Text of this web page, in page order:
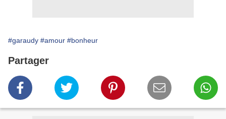
#garaudy #amour #bonheur
Partager